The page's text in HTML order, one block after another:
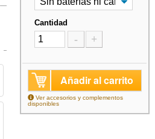
Cantidad
- +
Añadir al carrito
Ver accesorios y complementos
disponibles